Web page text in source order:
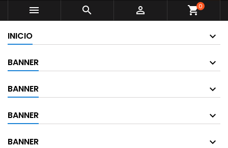

  shopping_cart0
INICIO
BANNER
BANNER
BANNER
BANNER